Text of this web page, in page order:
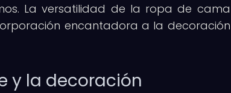
La versatilidad de la ropa de cama
encantadora a la decoración
y la decoración